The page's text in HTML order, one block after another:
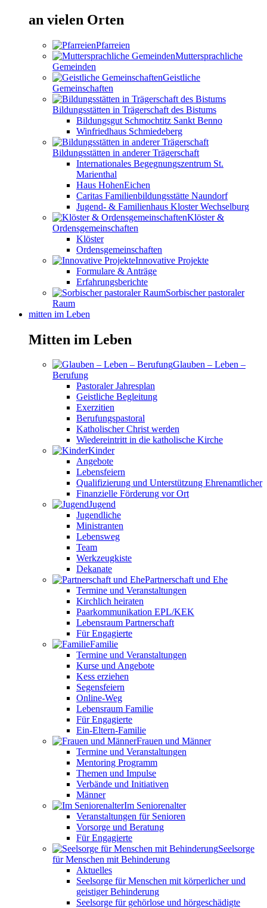
an vielen Orten
Pfarreien
Muttersprachliche
Gemeinden
Geistliche
Gemeinschaften
Bildungsstätten in Trägerschaft des Bistums
Bildungsgut Schmochtitz Sankt Benno
Winfriedhaus Schmiedeberg
Bildungsstätten in anderer Trägerschaft
Internationales Begegnungszentrum St.
Marienthal
Haus HohenEichen
Caritas Familienbildungsstätte Naundorf
Jugend- & Familienhaus Kloster Wechselburg
Klöster &
Ordensgemeinschaften
Klöster
Ordensgemeinschaften
Innovative Projekte
Formulare & Anträge
Erfahrungsberichte
Sorbischer pastoraler
Raum
mitten im Leben
Mitten im Leben
Glauben – Leben –
Berufung
Pastoraler Jahresplan
Geistliche Begleitung
Exerzitien
Berufungspastoral
Katholischer Christ werden
Wiedereintritt in die katholische Kirche
Kinder
Angebote
Lebensfeiern
Qualifizierung und Unterstützung Ehrenamtlicher
Finanzielle Förderung vor Ort
Jugend
Jugendliche
Ministranten
Lebensweg
Team
Werkzeugkiste
Dekanate
Partnerschaft und Ehe
Termine und Veranstaltungen
Kirchlich heiraten
Paarkommunikation EPL/KEK
Lebensraum Partnerschaft
Für Engagierte
Familie
Termine und Veranstaltungen
Kurse und Angebote
Kess erziehen
Segensfeiern
Online-Weg
Lebensraum Familie
Für Engagierte
Ein-Eltern-Familie
Frauen und Männer
Termine und Veranstaltungen
Mentoring Programm
Themen und Impulse
Verbände und Initiativen
Männer
Im Seniorenalter
Veranstaltungen für Senioren
Vorsorge und Beratung
Für Engagierte
Seelsorge
für Menschen mit Behinderung
Aktuelles
Seelsorge für Menschen mit körperlicher und
geistiger Behinderung
Seelsorge für gehörlose und hörgeschädigte